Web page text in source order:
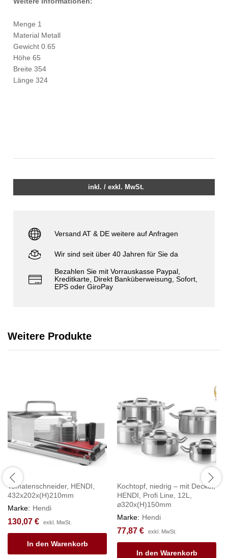
Menge 1
Material Metall
Gewicht 0.65
Höhe 65
Breite 354
Länge 324
inkl. / exkl. MwSt.
Versand AT & DE weitere auf Anfragen
Wir sind seit über 40 Jahren für Sie da
Bezahlen Sie mit Vorrauskasse Paypal,
Kreditkarte, Direkt Banküberweisung, Sofort,
EPS oder GiroPay
Weitere Produkte
Tomatenschneider, HENDI,
432x202x(H)210mm
Marke: Hendi
130,07 € exkl. MwSt.
In den Warenkorb
Kochtopf, niedrig – mit Deckel,
HENDI, Profi Line, 12L,
⌀320x(H)150mm
Marke: Hendi
77,87 € exkl. MwSt.
In den Warenkorb